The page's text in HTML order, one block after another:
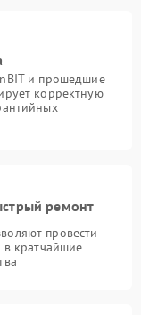
и прошедшие
корректную
ремонт
провести
в кратчайшие